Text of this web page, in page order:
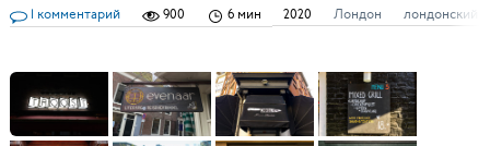
1 комментарий 900 6 мин 2020 Лондон лондонский